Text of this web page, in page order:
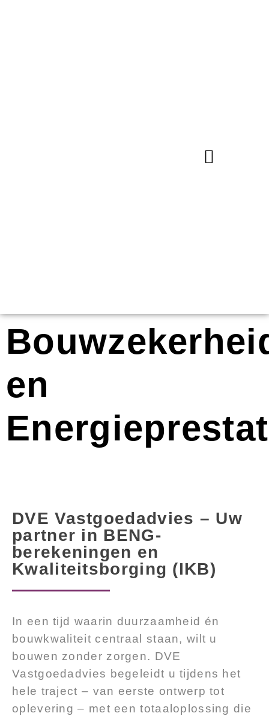
en
DVE Vastgoedadvies – Uw
partner in BENG-
berekeningen en
Kwaliteitsborging (IKB)
In een tijd waarin duurzaamheid én
bouwkwaliteit centraal staan, wilt u
bouwen zonder zorgen. DVE
Vastgoedadvies begeleidt u tijdens het
hele traject – van eerste ontwerp tot
oplevering – met een totaaloplossing die